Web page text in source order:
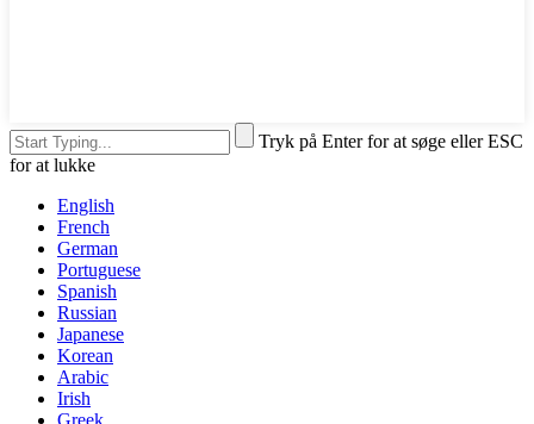
Tryk på Enter for at søge eller ESC
for at lukke
English
French
German
Portuguese
Spanish
Russian
Japanese
Korean
Arabic
Irish